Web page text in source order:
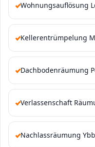
Wohnungsauflösung
Kellerentrümpelung
Dachbodenräumung
Verlassenschaft
Nachlassräumung